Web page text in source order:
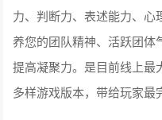
力、判断力、表述能力、
养您的团队精神、活跃团体
提高凝聚力。是目前线上最
多样游戏版本，带给玩家最